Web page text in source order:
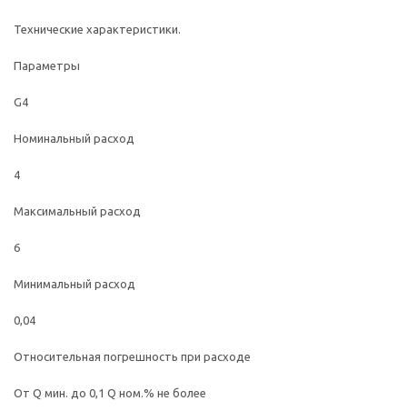
Технические характеристики.
Параметры
G4
Номинальный расход
4
Максимальный расход
6
Минимальный расход
0,04
Относительная погрешность при расходе
От Q мин. до 0,1 Q ном.% не более